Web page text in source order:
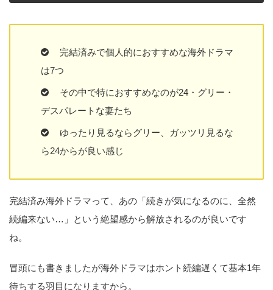
完結済みで個人的におすすめな海外ドラマ
は7つ
その中で特におすすめなのが24・グリー・
デスパレートな妻たち
ゆったり見るならグリー、ガッツリ見るな
ら24からが良い感じ
完結済み海外ドラマって、あの「続きが気になるのに、全然
続編来ない…」という絶望感から解放されるのが良いです
ね。
冒頭にも書きましたが海外ドラマはホント続編遅くて基本1年
待ちする羽目になりますから。